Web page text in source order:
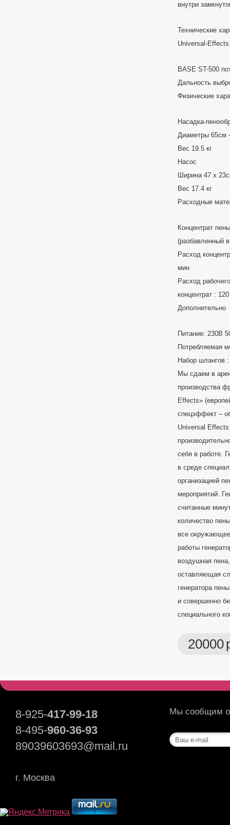
внутри
Технические
Universal-
BASE ST-500
Дальность
Физические
Насадка-
Диаметры 65cм
Вес 19.5 кг
Насос
Ширина 47 x
Вес 17.4 кг
Расходные
Концентрат
(разбавленный
Расход
мин
Расход
концентрат :
Дополнительно
Питание: 230В
Потребляемая
Набор шлангов
Мы сдаем в
производства
Effects»
спецэффект –
Universal
себя в работе.
в среде
организацией
мероприятий.
считанные
количество
все
работы
воздушная
оставляющая
генератора
и совершенно
специального
20000
8-925-417-99-18
8-495-960-36-93
89039603693@mail.ru
г. Москва
Мы сообщим о